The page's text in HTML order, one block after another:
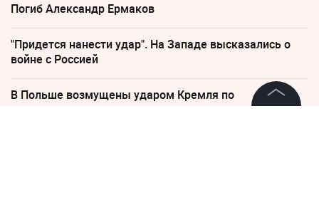
Погиб Александр Ермаков
"Придется нанести удар". На Западе высказались о
войне с Россией
В Польше возмущены ударом Кремля по